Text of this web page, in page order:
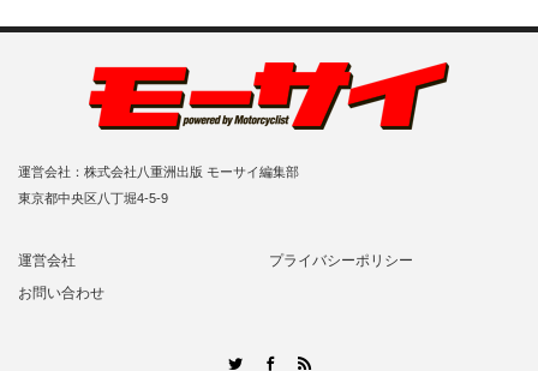
運営会社：株式会社八重洲出版 モーサイ編集部
東京都中央区八丁堀4-5-9
運営会社
プライバシーポリシー
お問い合わせ
TwitterFacebook